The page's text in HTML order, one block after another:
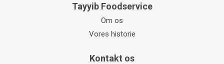
Tayyib Foodservice
Om os
Vores historie
Kontakt os